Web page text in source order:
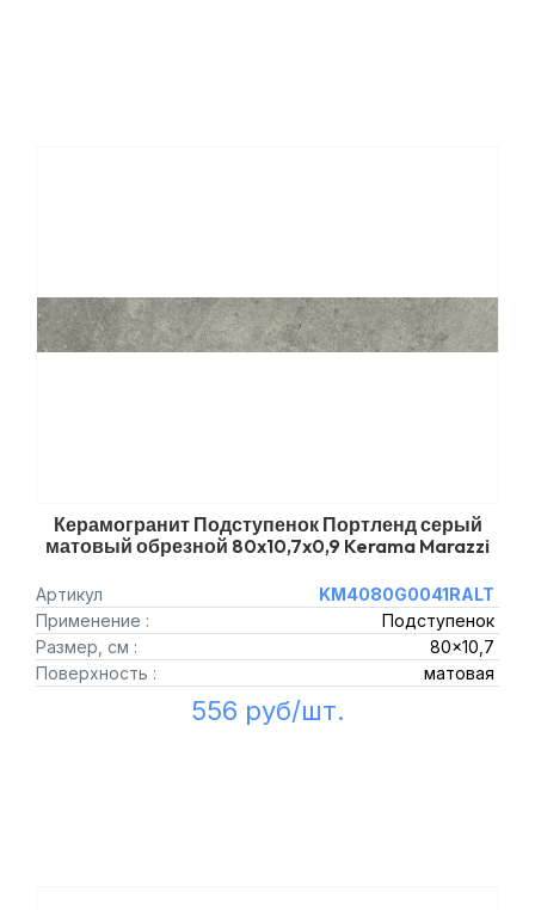
Керамогранит Подступенок Портленд серый
матовый обрезной 80x10,7x0,9 Kerama Marazzi
Артикул
KM4080G0041RALT
Применение :
Подступенок
Размер, см :
80x10,7
Поверхность :
матовая
556 руб/шт.